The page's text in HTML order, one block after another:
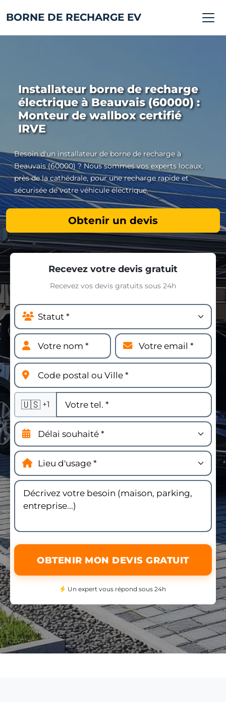
BORNE DE RECHARGE EV
Installateur borne de recharge
électrique à Beauvais (60000) :
Monteur de wallbox certifié
IRVE
Besoin d'un installateur de borne de recharge à
Beauvais (60000) ? Nous sommes vos experts locaux,
près de la cathédrale, pour une recharge rapide et
sécurisée de votre véhicule électrique.
Obtenir un devis
Recevez votre devis gratuit
Recevez vos devis gratuits sous 24h
🇺🇸 +1
OBTENIR MON DEVIS GRATUIT
Un expert vous répond sous 24h